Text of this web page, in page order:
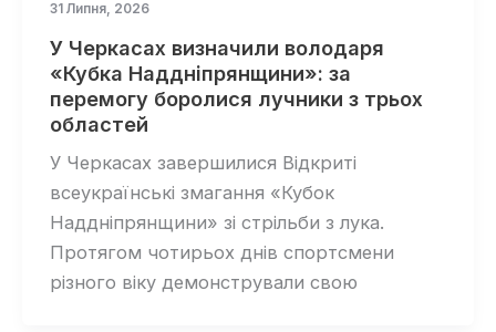
31 Липня, 2026
У Черкасах визначили володаря
«Кубка Наддніпрянщини»: за
перемогу боролися лучники з трьох
областей
У Черкасах завершилися Відкриті
всеукраїнські змагання «Кубок
Наддніпрянщини» зі стрільби з лука.
Протягом чотирьох днів спортсмени
різного віку демонстрували свою